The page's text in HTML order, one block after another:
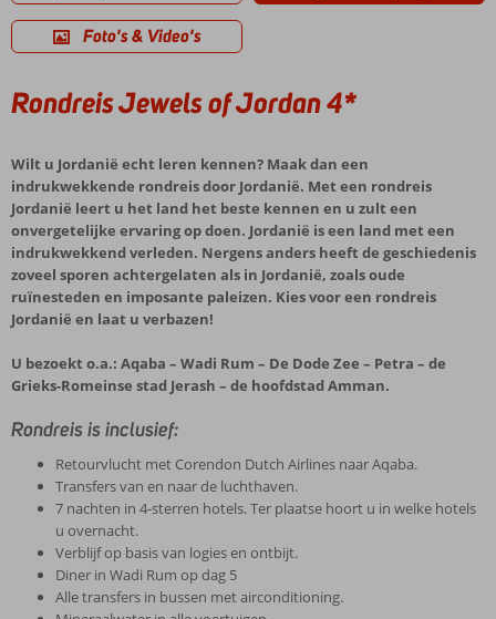
Foto's & Video's
Rondreis Jewels of Jordan 4*
Wilt u Jordanië echt leren kennen? Maak dan een
indrukwekkende rondreis door Jordanië. Met een rondreis
Jordanië leert u het land het beste kennen en u zult een
onvergetelijke ervaring op doen. Jordanië is een land met een
indrukwekkend verleden. Nergens anders heeft de geschiedenis
zoveel sporen achtergelaten als in Jordanië, zoals oude
ruïnesteden en imposante paleizen. Kies voor een rondreis
Jordanië en laat u verbazen!
U bezoekt o.a.: Aqaba – Wadi Rum – De Dode Zee – Petra – de
Grieks-Romeinse stad Jerash – de hoofdstad Amman.
Rondreis is inclusief:
Retourvlucht met Corendon Dutch Airlines naar Aqaba.
Transfers van en naar de luchthaven.
7 nachten in 4-sterren hotels. Ter plaatse hoort u in welke hotels
u overnacht.
Verblijf op basis van logies en ontbijt.
Diner in Wadi Rum op dag 5
Alle transfers in bussen met airconditioning.